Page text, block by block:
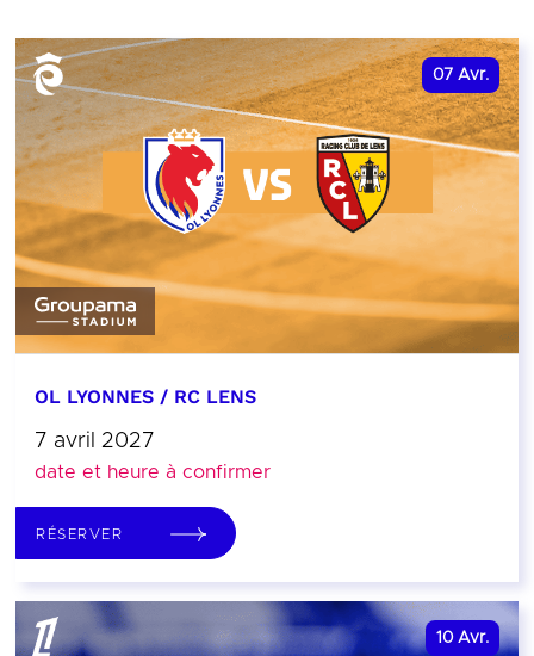
07 Avr.
OL LYONNES / RC LENS
7 avril 2027
date et heure à confirmer
RÉSERVER
10 Avr.